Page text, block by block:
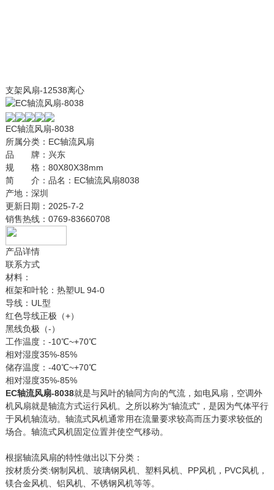
支架风扇-12538离心
EC轴流风扇-8038
所属分类： EC轴流风扇
品 牌： 兴东
规 格： 80X80X38mm
简 介： 品名：EC轴流风扇8038
产地：深圳
更新日期： 2025-7-2
销售热线： 0769-83660708
产品详情
联系方式
材料：
框架和叶轮：热塑UL 94-0
导线：UL型
红色导线正极（+）
黑线负极（-）
工作温度：-10℃~+70℃
相对湿度35%-85%
储存温度：-40℃~+70℃
相对湿度35%-85%
EC轴流风扇-8038就是与风叶的轴同方向的气流，如电风扇，空调外
机风扇就是轴流方式运行风机。之所以称为“轴流式”，是因为气体平行
于风机轴流动。轴流式风机通常用在流量要求较高而压力要求较低的
场合。轴流式风机固定位置并使空气移动。
根据轴流风扇的特性做出以下分类：
按材质分类:钢制风机、玻璃钢风机、塑料风机、PP风机，PVC风机，
镁合金风机、铝风机、不锈钢风机等等。